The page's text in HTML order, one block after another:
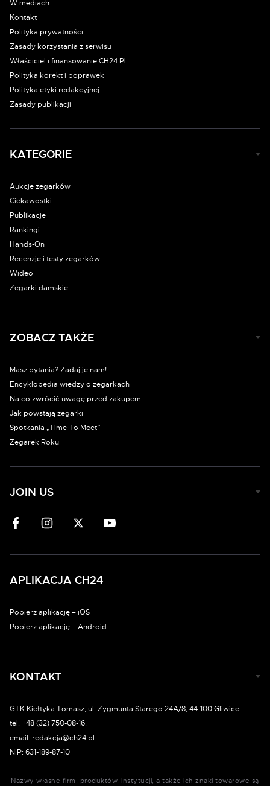
W mediach
Kontakt
Polityka prywatności
Zasady korzystania z serwisu
Właściciel i finansowanie CH24.PL
Polityka korekt i poprawek
Polityka etyki redakcyjnej
Zasady publikacji
KATEGORIE
Aukcje zegarków
Ciekawostki
Publikacje
Rankingi
Hands-On
Recenzje i testy zegarków
Wideo
Zegarki damskie
ZOBACZ TAKŻE
Masz pytania? Zadaj je nam!
Encyklopedia wiedzy o zegarkach
Na co zwrócić uwagę przed zakupem
Jak powstają zegarki
Spotkania „Time To Meet”
Zegarek Roku
JOIN US
APLIKACJA CH24
Pobierz aplikację – iOS
Pobierz aplikację – Android
KONTAKT
GTK Kiełtyka Tomasz, ul. Zygmunta Starego 24A/8, 44-100 Gliwice.
tel. +48 (32) 750-08-16.
email: redakcja@ch24.pl
NIP: 631-189-87-10
Nazwy własne firm, produktów, instytucji, a także ich znaki towarowe są